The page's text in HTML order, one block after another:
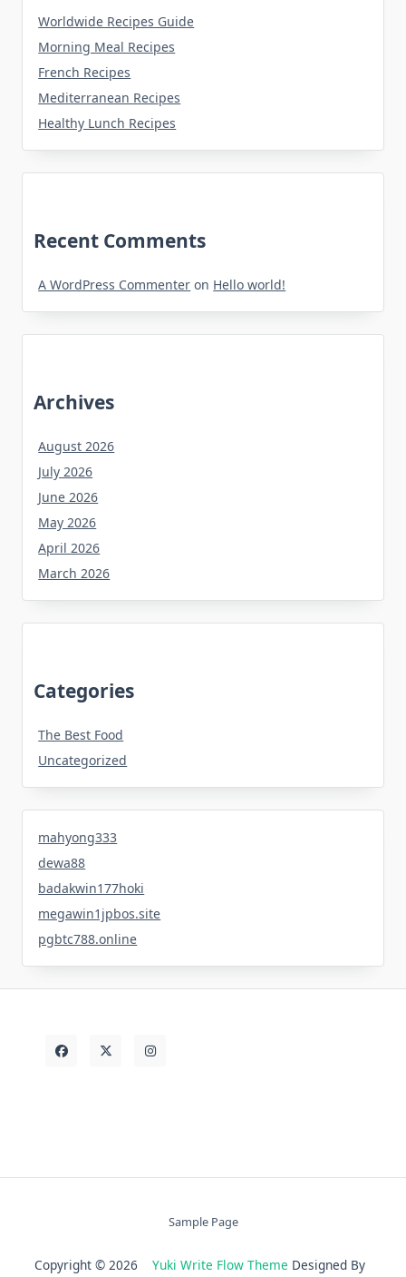
Worldwide Recipes Guide
Morning Meal Recipes
French Recipes
Mediterranean Recipes
Healthy Lunch Recipes
Recent Comments
A WordPress Commenter on Hello world!
Archives
August 2026
July 2026
June 2026
May 2026
April 2026
March 2026
Categories
The Best Food
Uncategorized
mahyong333
dewa88
badakwin177hoki
megawin1jpbos.site
pgbtc788.online
Sample Page
Copyright © 2026 Yuki Write Flow Theme Designed By